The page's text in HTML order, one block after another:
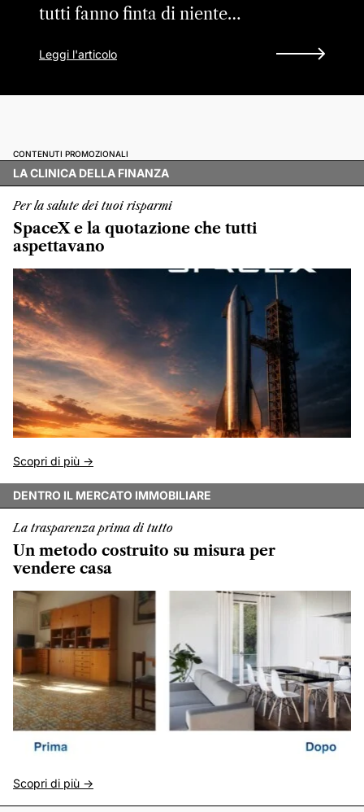
tutti fanno finta di niente…
Leggi l'articolo
CONTENUTI PROMOZIONALI
LA CLINICA DELLA FINANZA
Per la salute dei tuoi risparmi
SpaceX e la quotazione che tutti
aspettavano
Scopri di più ->
DENTRO IL MERCATO IMMOBILIARE
La trasparenza prima di tutto
Un metodo costruito su misura per
vendere casa
Scopri di più ->